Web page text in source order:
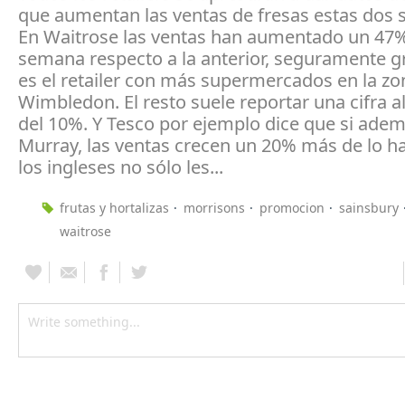
que aumentan las ventas de fresas estas dos
En Waitrose las ventas han aumentado un
semana respecto a la anterior, seguramente
es el retailer con más supermercados en la
Wimbledon. El resto suele reportar una cifra
del 10%. Y Tesco por ejemplo dice que si
Murray, las ventas crecen un 20% más de lo
los ingleses no sólo les...
frutas y hortalizas morrisons promocion
sainsbury
waitrose